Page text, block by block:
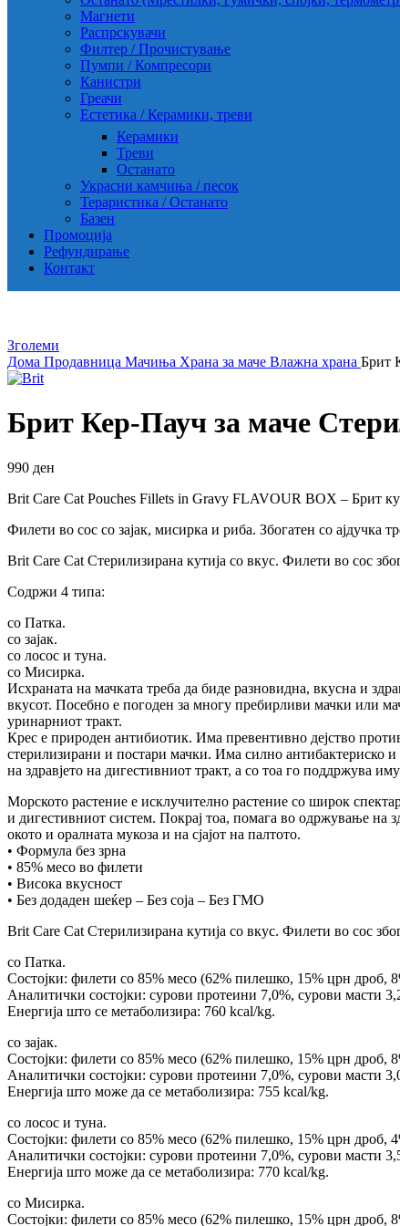
Магнети
Распрскувачи
Филтер / Прочистување
Пумпи / Компресори
Канистри
Греачи
Естетика / Керамики, треви
Керамики
Треви
Останато
Украсни камчиња / песок
Тераристика / Останато
Базен
Промоција
Рефундирање
Контакт
Зголеми
Дома Продавница Мачиња Храна за маче Влажна храна Брит
Брит Кер-Пауч за маче
990 ден
Brit Care Cat Pouches Fillets in Gravy FLAVOUR BOX – Брит
Филети во сос со зајак, мисирка и риба. Збогатен со ајдучка
Brit Care Cat Стерилизирана кутија со вкус. Филети во сос
Содржи 4 типа:
со Патка.
со зајак.
со лосос и туна.
со Мисирка.
Исхраната на мачката треба да биде разновидна, вкусна и
вкусот. Посебно е погоден за многу пребирливи мачки или
уринарниот тракт.
Крес е природен антибиотик. Има превентивно дејство
стерилизирани и постари мачки. Има силно антибактериско и
на здравјето на дигестивниот тракт, а со тоа го поддржува
Морското растение е исклучително растение со широк
и дигестивниот систем. Покрај тоа, помага во одржување на
окото и оралната мукоза и на сјајот на палтото.
• Формула без зрна
• 85% месо во филети
• Висока вкусност
• Без додаден шеќер – Без соја – Без ГМО
Brit Care Cat Стерилизирана кутија со вкус. Филети во сос
со Патка.
Состојки: филети со 85% месо (62% пилешко, 15% црн дроб,
Аналитички состојки: сурови протеини 7,0%, сурови масти
Енергија што се метаболизира: 760 kcal/kg.
со зајак.
Состојки: филети со 85% месо (62% пилешко, 15% црн дроб,
Аналитички состојки: сурови протеини 7,0%, сурови масти
Енергија што може да се метаболизира: 755 kcal/kg.
со лосос и туна.
Состојки: филети со 85% месо (62% пилешко, 15% црн дроб,
Аналитички состојки: сурови протеини 7,0%, сурови масти
Енергија што може да се метаболизира: 770 kcal/kg.
со Мисирка.
Состојки: филети со 85% месо (62% пилешко, 15% црн